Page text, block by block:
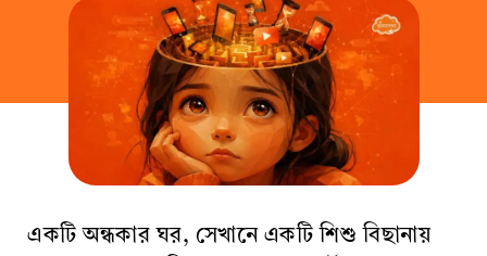
একটি অন্ধকার ঘর, সেখানে একটি শিশু বিছানায়